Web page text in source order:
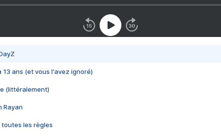
13 ans (et vous l'avez ignoré)
(littéralement)
Rayan
toutes les règles